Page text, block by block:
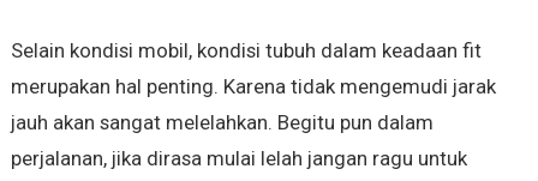
Selain kondisi mobil, kondisi tubuh dalam keadaan fit
merupakan hal penting. Karena tidak mengemudi jarak
jauh akan sangat melelahkan. Begitu pun dalam
perjalanan, jika dirasa mulai lelah jangan ragu untuk